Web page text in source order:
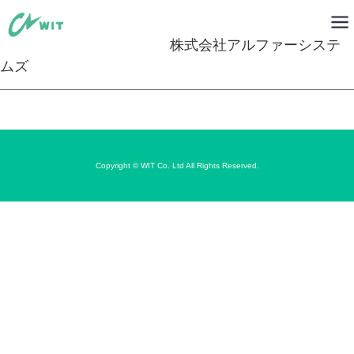
株式会社アルファーシステ
ムズ
Copyright © WIT Co. Ltd All Rights Reserved.